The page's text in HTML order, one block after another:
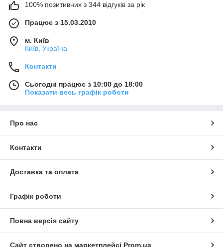
100% позитивних з 344 відгуків за рік
Працює з 15.03.2010
м. Київ
Київ, Україна
Контакти
Сьогодні працює з 10:00 до 18:00
Показати весь графік роботи
Про нас
Контакти
Доставка та оплата
Графік роботи
Повна версія сайту
Сайт створено на маркетплейсі Prom.ua